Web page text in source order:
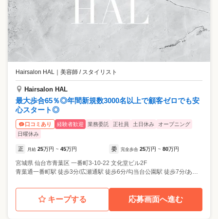
Hairsalon HAL 美容師 / スタイリスト
Hairsalon HAL
最大歩合65％◎年間新規数3000名以上で顧客ゼロでも安
心スタート◎
口コミあり 経験者歓迎 業務委託 正社員 土日休み
オープニング
日曜休み
正 月給 25万円 ~ 45万円 委 完全歩合 25万円 ~ 80万円
宮城県 仙台市青葉区 一番町3-10-22 文化堂ビル2F
青葉通一番町駅 徒歩3分/広瀬通駅 徒歩6分/勾当台公園駅 徒歩7分/あおば通駅 徒歩10分
キープする 応募画面へ進む